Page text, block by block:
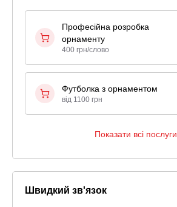
Професійна розробка
орнаменту
400 грн/слово
Футболка з орнаментом
від 1100 грн
Показати всі послуги
Швидкий зв'язок